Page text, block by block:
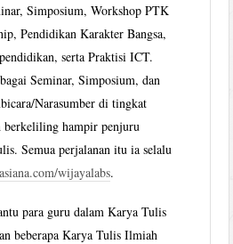
Simposium, Workshop PTK
Pendidikan Karakter Bangsa,
serta Praktisi ICT.
Seminar, Simposium, dan
Narasumber di tingkat
hampir penjuru
Semua perjalanan itu ia selalu
wijayalabs.
para guru dalam Karya Tulis
beberapa Karya Tulis Ilmiah